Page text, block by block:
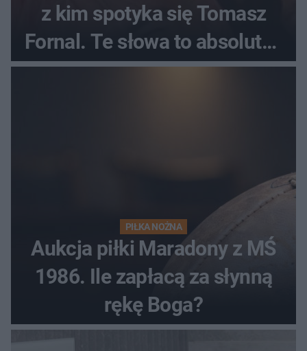
z kim spotyka się Tomasz
Fornal. Te słowa to absolutny
hit
PIŁKA NOŻNA
Aukcja piłki Maradony z MŚ
1986. Ile zapłacą za słynną
rękę Boga?